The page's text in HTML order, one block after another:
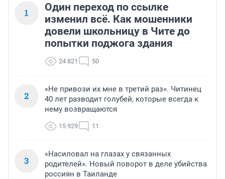
1
Один переход по ссылке
изменил всё. Как мошенники
довели школьницу в Чите до
попытки поджога здания
24 821 50
2
«Не привози их мне в третий раз». Читинец
40 лет разводит голубей, которые всегда к
нему возвращаются
15 929 11
3
«Насиловал на глазах у связанных
родителей». Новый поворот в деле убийства
россиян в Таиланде